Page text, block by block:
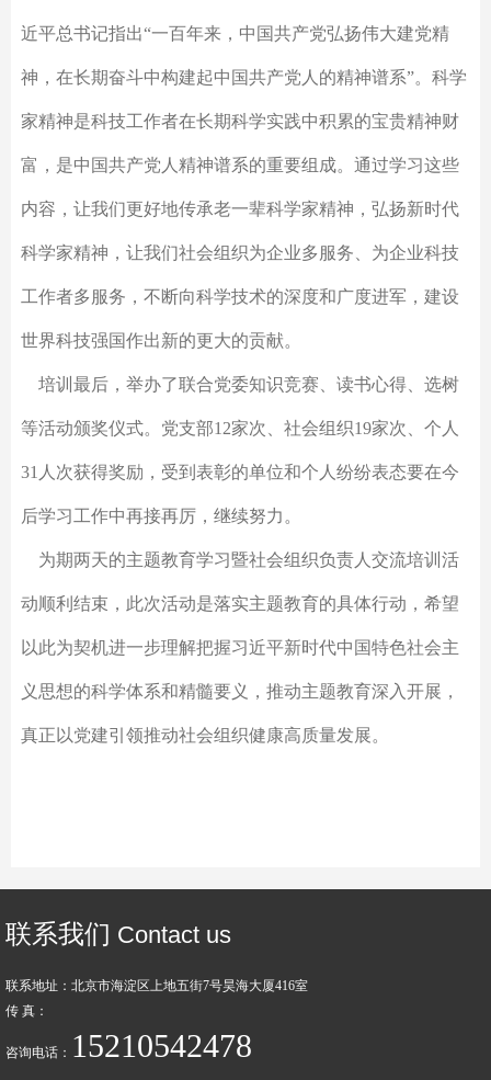
近平总书记指出“一百年来，中国共产党弘扬伟大建党精
神，在长期奋斗中构建起中国共产党人的精神谱系”。科学
家精神是科技工作者在长期科学实践中积累的宝贵精神财
富，是中国共产党人精神谱系的重要组成。通过学习这些
内容，让我们更好地传承老一辈科学家精神，弘扬新时代
科学家精神，让我们社会组织为企业多服务、为企业科技
工作者多服务，不断向科学技术的深度和广度进军，建设
世界科技强国作出新的更大的贡献。
培训最后，举办了联合党委知识竞赛、读书心得、选树
等活动颁奖仪式。党支部12家次、社会组织19家次、个人
31人次获得奖励，受到表彰的单位和个人纷纷表态要在今
后学习工作中再接再厉，继续努力。
为期两天的主题教育学习暨社会组织负责人交流培训活
动顺利结束，此次活动是落实主题教育的具体行动，希望
以此为契机进一步理解把握习近平新时代中国特色社会主
义思想的科学体系和精髓要义，推动主题教育深入开展，
真正以党建引领推动社会组织健康高质量发展。
联系我们 Contact us
联系地址：北京市海淀区上地五街7号昊海大厦416室
传 真：
咨询电话： 15210542478